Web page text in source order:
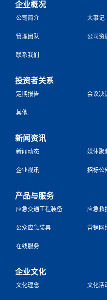
企业概况
公司简介 大事记
管理团队 公司资
联系我们
投资者关系
定期报告 会议决
其他
新闻资讯
新闻动态 媒体聚
企业视讯 招标公
产品与服务
应急交通工程装备 应急救
公众应急装具 营销网
在线服务
企业文化
文化理念 文化活